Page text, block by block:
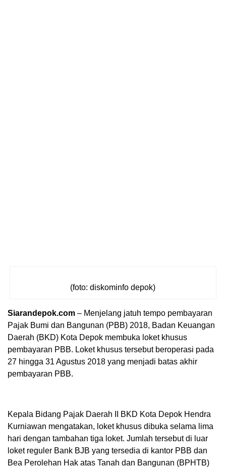
(foto: diskominfo depok)
Siarandepok.com – Menjelang jatuh tempo pembayaran
Pajak Bumi dan Bangunan (PBB) 2018, Badan Keuangan
Daerah (BKD) Kota Depok membuka loket khusus
pembayaran PBB. Loket khusus tersebut beroperasi pada
27 hingga 31 Agustus 2018 yang menjadi batas akhir
pembayaran PBB.
Kepala Bidang Pajak Daerah II BKD Kota Depok Hendra
Kurniawan mengatakan, loket khusus dibuka selama lima
hari dengan tambahan tiga loket. Jumlah tersebut di luar
loket reguler Bank BJB yang tersedia di kantor PBB dan
Bea Perolehan Hak atas Tanah dan Bangunan (BPHTB)